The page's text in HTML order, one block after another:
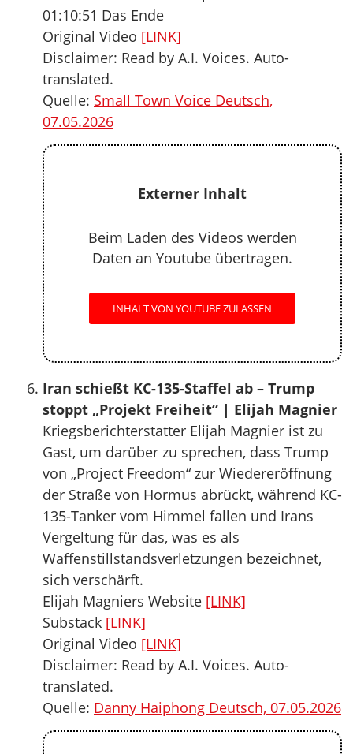
01:10:51 Das Ende
Original Video [LINK]
Disclaimer: Read by A.I. Voices. Auto-
translated.
Quelle: Small Town Voice Deutsch,
07.05.2026
Externer Inhalt
Beim Laden des Videos werden
Daten an Youtube übertragen.
INHALT VON YOUTUBE ZULASSEN
Iran schießt KC-135-Staffel ab – Trump
stoppt „Projekt Freiheit“ | Elijah Magnier
Kriegsberichterstatter Elijah Magnier ist zu
Gast, um darüber zu sprechen, dass Trump
von „Project Freedom“ zur Wiedereröffnung
der Straße von Hormus abrückt, während KC-
135-Tanker vom Himmel fallen und Irans
Vergeltung für das, was es als
Waffenstillstandsverletzungen bezeichnet,
sich verschärft.
Elijah Magniers Website [LINK]
Substack [LINK]
Original Video [LINK]
Disclaimer: Read by A.I. Voices. Auto-
translated.
Quelle: Danny Haiphong Deutsch, 07.05.2026